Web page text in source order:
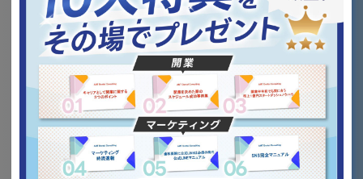
マーケティング 歯科経営メソッド 事業承継
診療報酬改定
開業
小児歯科
自費率アップ
2026/01/26
【2026年度】歯科診療報酬改定 個別改定項
目まとめ｜中医協答申から読む経営への影響
― 中医協答申から読み解く、これから勝ち続ける歯科
医院経営戦...